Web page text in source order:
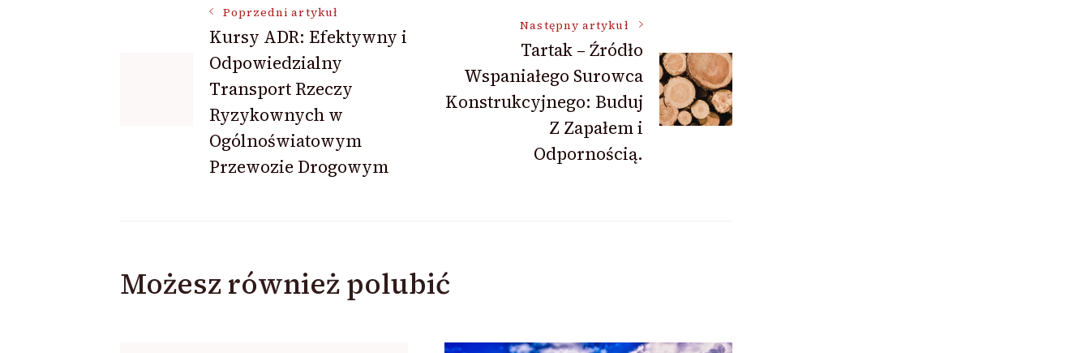
Nawigacja
wpisu
Poprzedni artykuł
Kursy ADR: Efektywny i
Odpowiedzialny
Transport Rzeczy
Ryzykownych w
Ogólnoświatowym
Przewozie Drogowym
Następny artykuł
Tartak – Źródło
Wspaniałego Surowca
Konstrukcyjnego: Buduj
Z Zapałem i
Odpornością.
Możesz również polubić